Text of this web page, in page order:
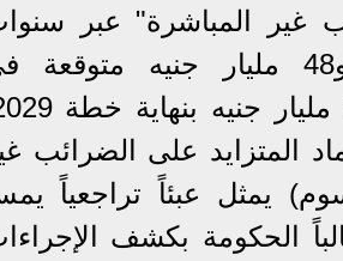
غير المباشرة" عبر
الخطة الكلية لتقفز من تريليون و48 مليار جنيه
المتزايد على الضرائب
يمثل عبئاً تراجعياً
الحكومة بكشف